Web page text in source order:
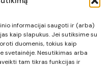
informacijai saugoti ir (arba)
kaip slapukus. Jei sutiksime su
duomenis, tokius kaip
svetainėje. Nesutikimas arba
tam tikras funkcijas ir